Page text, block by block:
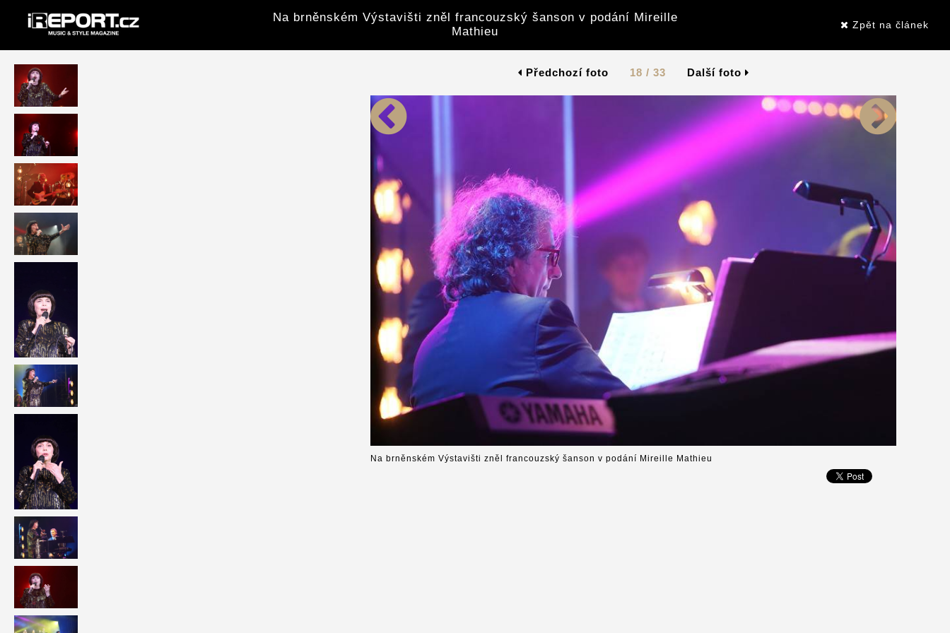
Na brněnském Výstavišti zněl francouzský šanson v podání Mireille
Mathieu
Zpět na článek
Předchozí foto 18 / 33 Další foto
Na brněnském Výstavišti zněl francouzský šanson v podání Mireille Mathieu